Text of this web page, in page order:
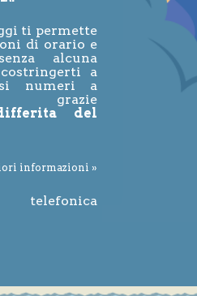
ti permette
di orario e
alcuna
a
numeri a
grazie
del
informazioni »